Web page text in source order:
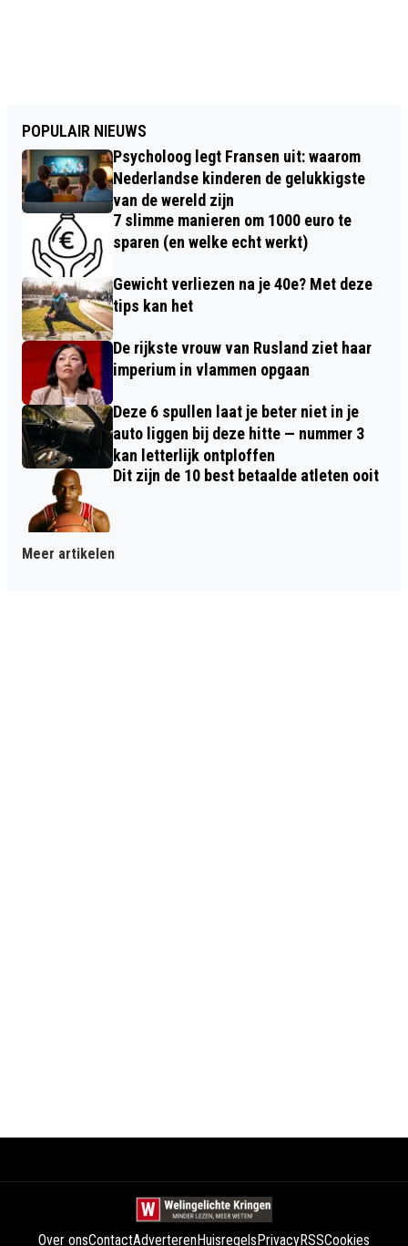
POPULAIR NIEUWS
Psycholoog legt Fransen uit: waarom
Nederlandse kinderen de gelukkigste
van de wereld zijn
7 slimme manieren om 1000 euro te
sparen (en welke echt werkt)
Gewicht verliezen na je 40e? Met deze
tips kan het
De rijkste vrouw van Rusland ziet haar
imperium in vlammen opgaan
Deze 6 spullen laat je beter niet in je
auto liggen bij deze hitte — nummer 3
kan letterlijk ontploffen
Dit zijn de 10 best betaalde atleten ooit
Meer artikelen
Over onsContactAdverterenHuisregelsPrivacyRSSCookies